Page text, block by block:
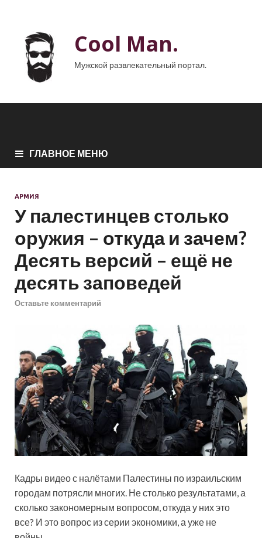
Cool Man.
Мужской развлекательный портал.
ГЛАВНОЕ МЕНЮ
АРМИЯ
У палестинцев столько
оружия – откуда и зачем?
Десять версий – ещё не
десять заповедей
Оставьте комментарий
Кадры видео с налётами Палестины по израильским
городам потрясли многих. Не столько результатами, а
сколько закономерным вопросом, откуда у них это
все? И это вопрос из серии экономики, а уже не